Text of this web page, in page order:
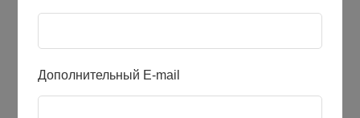
Дополнительный E-mail